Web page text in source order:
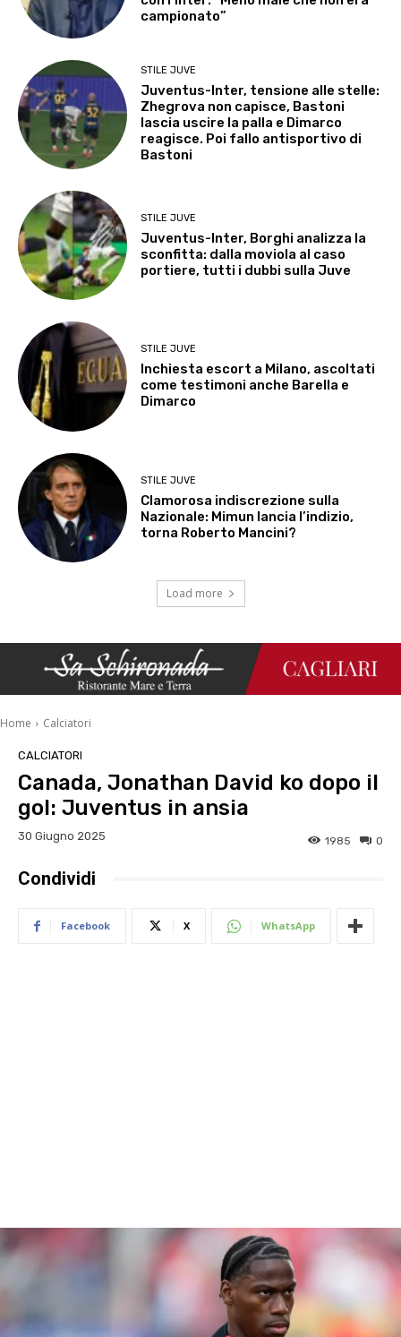
campionato”
STILE JUVE
Juventus-Inter, tensione alle stelle:
Zhegrova non capisce, Bastoni
lascia uscire la palla e Dimarco
reagisce. Poi fallo antisportivo di
Bastoni
STILE JUVE
Juventus-Inter, Borghi analizza la
sconfitta: dalla moviola al caso
portiere, tutti i dubbi sulla Juve
STILE JUVE
Inchiesta escort a Milano, ascoltati
come testimoni anche Barella e
Dimarco
STILE JUVE
Clamorosa indiscrezione sulla
Nazionale: Mimun lancia l’indizio,
torna Roberto Mancini?
Load more